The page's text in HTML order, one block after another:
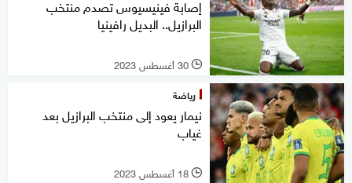
إصابة فينيسيوس تصدم منتخب
البرازيل.. البديل رافينيا
l 30 أغسطس 2023
رياضة
نيمار يعود إلى منتخب البرازيل بعد
غياب
l 18 أغسطس 2023